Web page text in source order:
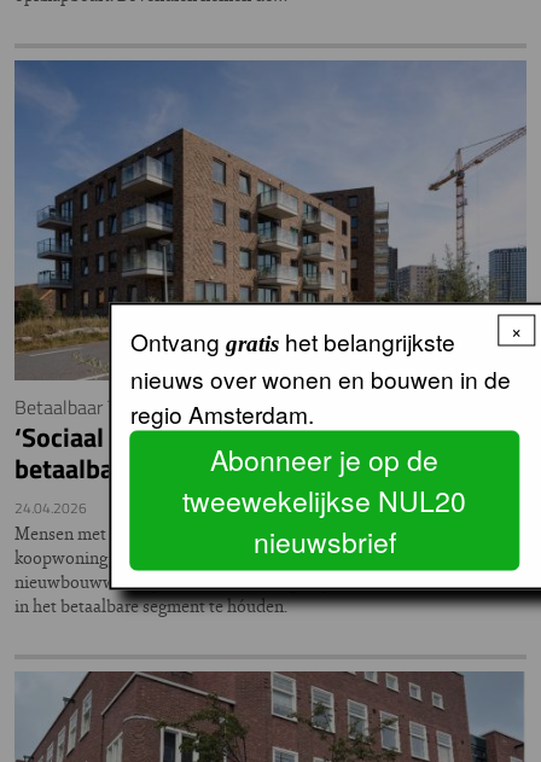
Betaalbaar Thuis geeft gemeentes regie
‘Sociaal erfpacht’ maakt koopwoning
betaalbaar
24.04.2026
Mensen met een middeninkomen kunnen in de MRA fluiten naar een
koopwoning; te duur. Met Betaalbaar Thuis helpt SVn gemeentes om
nieuwbouwwoningen voor deze doelgroep betaalbaar te maken – en
in het betaalbare segment te hóuden.
×
Ontvang gratishet belangrijkste
nieuws over wonen en bouwen in de
regio Amsterdam.
Abonneer je op de
tweewekelijkse NUL20
nieuwsbrief